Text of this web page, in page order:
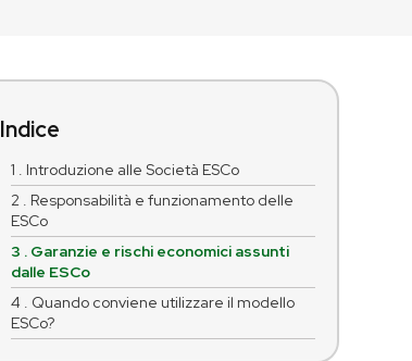
Indice
1 . Introduzione alle Società ESCo
2 . Responsabilità e funzionamento delle
ESCo
3 . Garanzie e rischi economici assunti
dalle ESCo
4 . Quando conviene utilizzare il modello
ESCo?